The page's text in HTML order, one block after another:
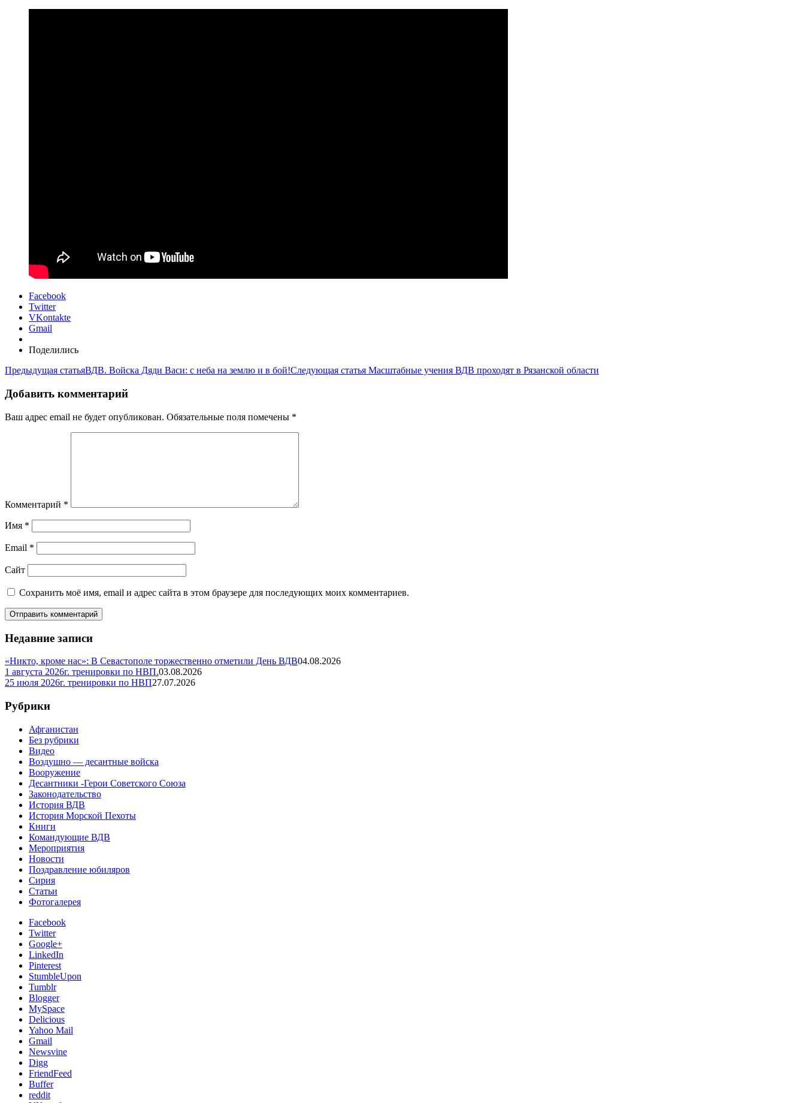
Facebook
Twitter
VKontakte
Gmail
Поделились
Предыдущая статьяВДВ. Войска Дяди Васи: с неба на землю и в бой!Следующая статья Масштабные учения ВДВ проходят в Рязанской области
Добавить комментарий
Ваш адрес email не будет опубликован. Обязательные поля помечены *
Комментарий *
Имя *
Email *
Сайт
Сохранить моё имя, email и адрес сайта в этом браузере для последующих моих комментариев.
Недавние записи
«Никто, кроме нас»: В Севастополе торжественно отметили День ВДВ04.08.2026
1 августа 2026г. тренировки по НВП.03.08.2026
25 июля 2026г. тренировки по НВП27.07.2026
Рубрики
Афганистан
Без рубрики
Видео
Воздушно — десантные войска
Вооружение
Десантники -Герои Советского Союза
Законодательство
История ВДВ
История Морской Пехоты
Книги
Командующие ВДВ
Мероприятия
Новости
Поздравление юбиляров
Сирия
Статьи
Фотогалерея
Facebook
Twitter
Google+
LinkedIn
Pinterest
StumbleUpon
Tumblr
Blogger
MySpace
Delicious
Yahoo Mail
Gmail
Newsvine
Digg
FriendFeed
Buffer
reddit